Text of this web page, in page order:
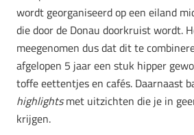
wordt georganiseerd op een eiland
die door de Donau doorkruist wordt.
meegenomen dus dat dit te
afgelopen 5 jaar een stuk hipper
toffe eettentjes en cafés. Daarnaast
highlightsmet uitzichten die je in
krijgen.